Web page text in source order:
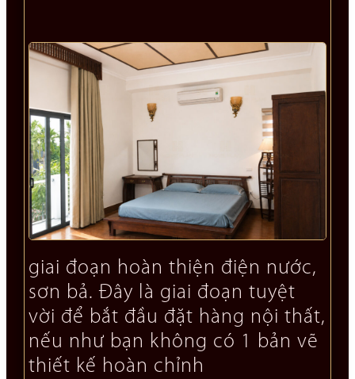
giai đoạn hoàn thiện điện nước,
sơn bả. Đây là giai đoạn tuyệt
vời để bắt đầu đặt hàng nội thất,
nếu như bạn không có 1 bản vẽ
thiết kế hoàn chỉnh